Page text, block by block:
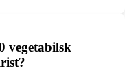
vegetabilsk